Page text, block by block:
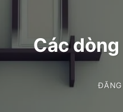
Các